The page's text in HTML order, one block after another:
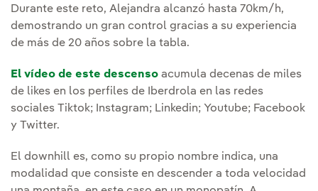
Durante este reto, Alejandra alcanzó hasta 70km/h,
demostrando un gran control gracias a su experiencia
de más de 20 años sobre la tabla.
El vídeo de este descenso acumula decenas de miles
de likes en los perfiles de Iberdrola en las redes
sociales Tiktok; Instagram; Linkedin; Youtube; Facebook
y Twitter.
El downhill es, como su propio nombre indica, una
modalidad que consiste en descender a toda velocidad